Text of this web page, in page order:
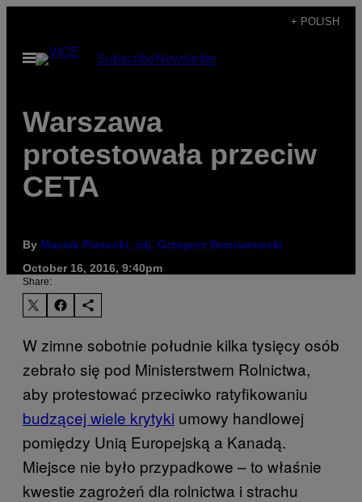
content
+ POLISH
Open
Menu
SubscribeNewsletter
​Warszawa
protestowała przeciw
CETA
By Maciek Piasecki, zdj. Grzegorz Broniatowski
October 16, 2016, 9:40pm
Share:
W zimne sobotnie południe kilka tysięcy osób
zebrało się pod Ministerstwem Rolnictwa,
aby protestować przeciwko ratyfikowaniu
budzącej wiele krytyki umowy handlowej
pomiędzy Unią Europejską a Kanadą.
Miejsce nie było przypadkowe – to właśnie
kwestie zagrożeń dla rolnictwa i strachu